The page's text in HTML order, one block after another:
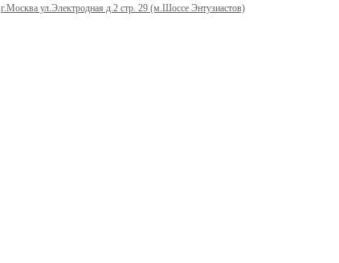
г.Москва ул.Электродная д.2 стр. 29 (м.Шоссе Энтузиастов)